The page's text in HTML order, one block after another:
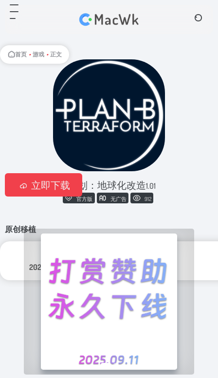
首页 • 游戏 • 正文
B计划：地球化改造1.01
官方版 无广告 912
原创移植
2025年 10月 1日
游戏
原创移植
立即下载